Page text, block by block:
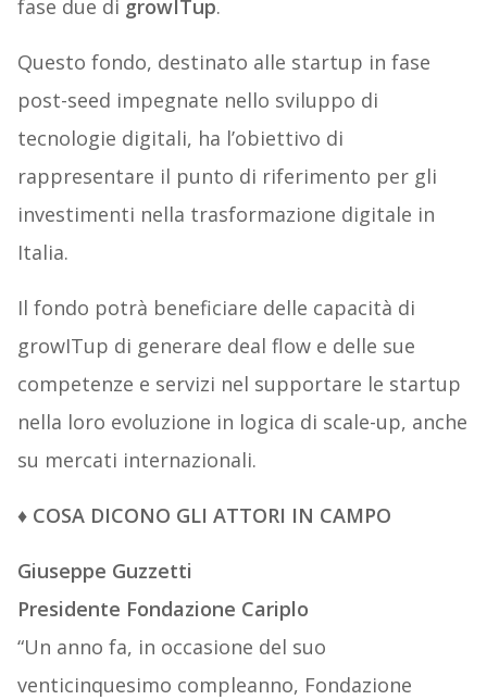
fase due di growITup.
Questo fondo, destinato alle startup in fase
post-seed impegnate nello sviluppo di
tecnologie digitali, ha l’obiettivo di
rappresentare il punto di riferimento per gli
investimenti nella trasformazione digitale in
Italia.
Il fondo potrà beneficiare delle capacità di
growITup di generare deal flow e delle sue
competenze e servizi nel supportare le startup
nella loro evoluzione in logica di scale-up, anche
su mercati internazionali.
♦ COSA DICONO GLI ATTORI IN CAMPO
Giuseppe Guzzetti
Presidente Fondazione Cariplo
“Un anno fa, in occasione del suo
venticinquesimo compleanno, Fondazione